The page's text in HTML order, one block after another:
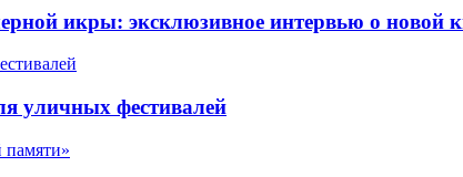
икры: эксклюзивное интервью о новой
уличных фестивалей